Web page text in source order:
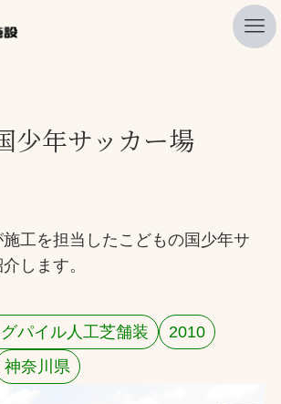
覧
少年サッカー場
工を担当したこどもの国少年サ
します。
パイル人工芝舗装
2010
神奈川県